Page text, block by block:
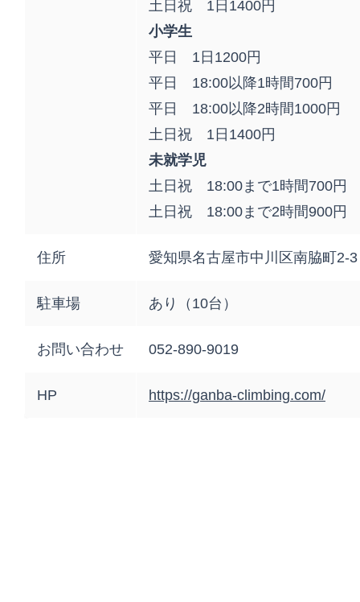
土日祝 1日1400円
小学生
平日 1日1200円
平日 18:00以降1時間700円
平日 18:00以降2時間1000円
土日祝 1日1400円
未就学児
土日祝 18:00まで1時間700円
土日祝 18:00まで2時間900円
住所 愛知県名古屋市中川区南脇町2-3
駐車場 あり（10台）
お問い合わせ 052-890-9019
HP https://ganba-climbing.com/